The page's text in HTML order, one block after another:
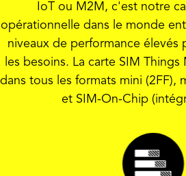
IoT ou M2M, c'est notre
opérationnelle dans le monde
niveaux de performance élevés
les besoins. La carte SIM
dans tous les formats mini (2FF),
et SIM-On-Chip